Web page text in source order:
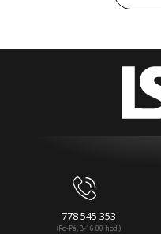
778 545 353
(Po-Pá, 8-16:00 hod.)